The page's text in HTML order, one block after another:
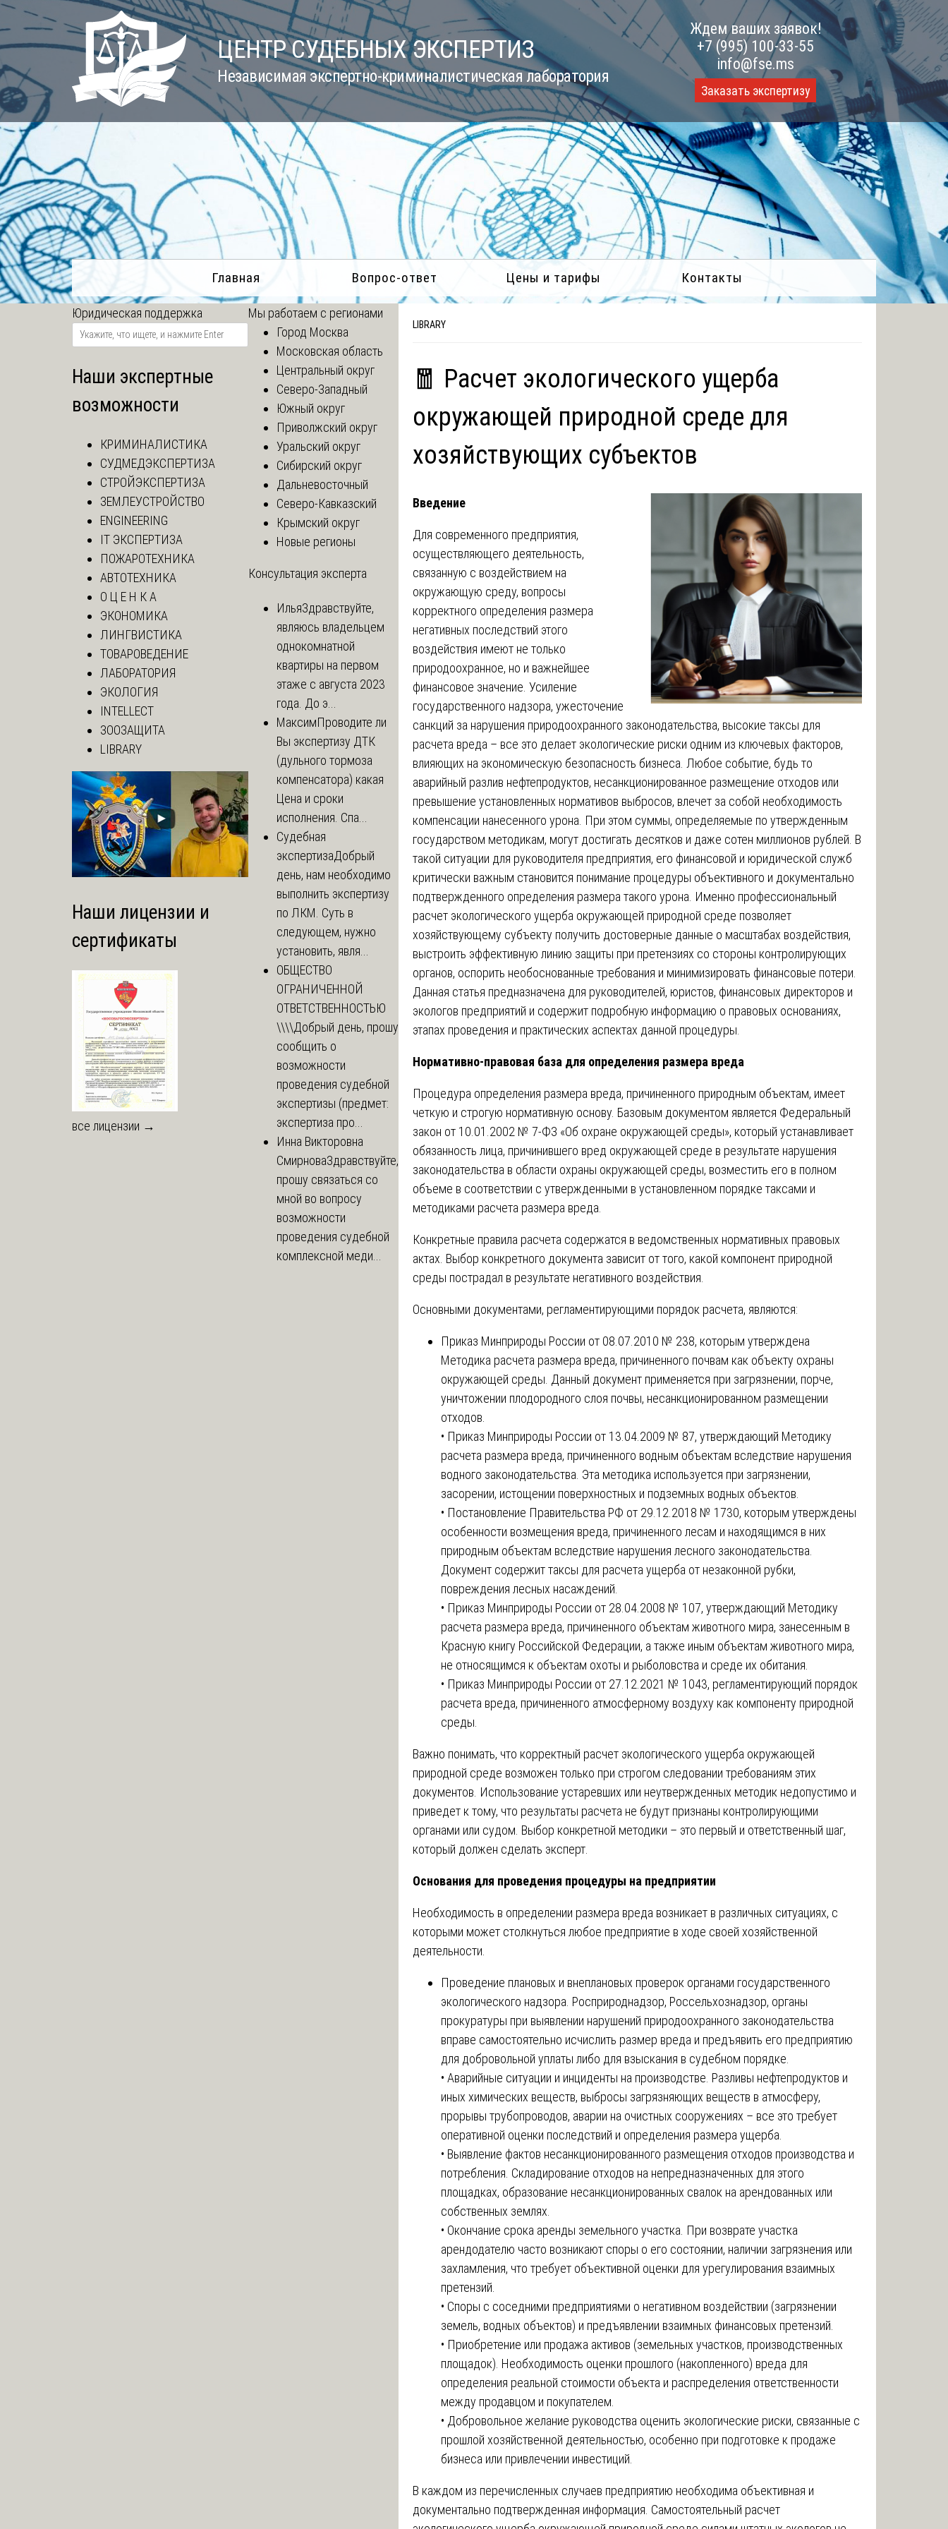
Skip
to
content
ЦЕНТР СУДЕБНЫХ ЭКСПЕРТИЗ
Независимая экспертно-криминалистическая лаборатория
Ждем ваших заявок!
+7 (995) 100-33-55
info@fse.ms
Заказать экспертизу
Главная Вопрос-ответ Цены и тарифы Контакты
LIBRARY
🧧 Расчет экологического ущерба
окружающей природной среде для
хозяйствующих субъектов
Введение
Для современного предприятия,
осуществляющего деятельность,
связанную с воздействием на
окружающую среду, вопросы
корректного определения размера
негативных последствий этого
воздействия имеют не только
природоохранное, но и важнейшее
финансовое значение. Усиление
государственного надзора, ужесточение
санкций за нарушения природоохранного законодательства, высокие таксы для
расчета вреда – все это делает экологические риски одним из ключевых факторов,
влияющих на экономическую безопасность бизнеса. Любое событие, будь то
аварийный разлив нефтепродуктов, несанкционированное размещение отходов или
превышение установленных нормативов выбросов, влечет за собой необходимость
компенсации нанесенного урона. При этом суммы, определяемые по утвержденным
государством методикам, могут достигать десятков и даже сотен миллионов рублей. В
такой ситуации для руководителя предприятия, его финансовой и юридической служб
критически важным становится понимание процедуры объективного и документально
подтвержденного определения размера такого урона. Именно профессиональный
расчет экологического ущерба окружающей природной среде позволяет
хозяйствующему субъекту получить достоверные данные о масштабах воздействия,
выстроить эффективную линию защиты при претензиях со стороны контролирующих
органов, оспорить необоснованные требования и минимизировать финансовые потери.
Данная статья предназначена для руководителей, юристов, финансовых директоров и
экологов предприятий и содержит подробную информацию о правовых основаниях,
этапах проведения и практических аспектах данной процедуры.
Нормативно-правовая база для определения размера вреда
Процедура определения размера вреда, причиненного природным объектам, имеет
четкую и строгую нормативную основу. Базовым документом является Федеральный
закон от 10.01.2002 № 7-ФЗ «Об охране окружающей среды», который устанавливает
обязанность лица, причинившего вред окружающей среде в результате нарушения
законодательства в области охраны окружающей среды, возместить его в полном
объеме в соответствии с утвержденными в установленном порядке таксами и
методиками расчета размера вреда.
Конкретные правила расчета содержатся в ведомственных нормативных правовых
актах. Выбор конкретного документа зависит от того, какой компонент природной
среды пострадал в результате негативного воздействия.
Основными документами, регламентирующими порядок расчета, являются:
Приказ Минприроды России от 08.07.2010 № 238, которым утверждена
Методика расчета размера вреда, причиненного почвам как объекту охраны
окружающей среды. Данный документ применяется при загрязнении, порче,
уничтожении плодородного слоя почвы, несанкционированном размещении
отходов.
• Приказ Минприроды России от 13.04.2009 № 87, утверждающий Методику
расчета размера вреда, причиненного водным объектам вследствие нарушения
водного законодательства. Эта методика используется при загрязнении,
засорении, истощении поверхностных и подземных водных объектов.
• Постановление Правительства РФ от 29.12.2018 № 1730, которым утверждены
особенности возмещения вреда, причиненного лесам и находящимся в них
природным объектам вследствие нарушения лесного законодательства.
Документ содержит таксы для расчета ущерба от незаконной рубки,
повреждения лесных насаждений.
• Приказ Минприроды России от 28.04.2008 № 107, утверждающий Методику
расчета размера вреда, причиненного объектам животного мира, занесенным в
Красную книгу Российской Федерации, а также иным объектам животного мира,
не относящимся к объектам охоты и рыболовства и среде их обитания.
• Приказ Минприроды России от 27.12.2021 № 1043, регламентирующий порядок
расчета вреда, причиненного атмосферному воздуху как компоненту природной
среды.
Важно понимать, что корректный расчет экологического ущерба окружающей
природной среде возможен только при строгом следовании требованиям этих
документов. Использование устаревших или неутвержденных методик недопустимо и
приведет к тому, что результаты расчета не будут признаны контролирующими
органами или судом. Выбор конкретной методики – это первый и ответственный шаг,
который должен сделать эксперт.
Основания для проведения процедуры на предприятии
Необходимость в определении размера вреда возникает в различных ситуациях, с
которыми может столкнуться любое предприятие в ходе своей хозяйственной
деятельности.
Проведение плановых и внеплановых проверок органами государственного
экологического надзора. Росприроднадзор, Россельхознадзор, органы
прокуратуры при выявлении нарушений природоохранного законодательства
вправе самостоятельно исчислить размер вреда и предъявить его предприятию
для добровольной уплаты либо для взыскания в судебном порядке.
• Аварийные ситуации и инциденты на производстве. Разливы нефтепродуктов и
иных химических веществ, выбросы загрязняющих веществ в атмосферу,
прорывы трубопроводов, аварии на очистных сооружениях – все это требует
оперативной оценки последствий и определения размера ущерба.
• Выявление фактов несанкционированного размещения отходов производства и
потребления. Складирование отходов на непредназначенных для этого
площадках, образование несанкционированных свалок на арендованных или
собственных землях.
• Окончание срока аренды земельного участка. При возврате участка
арендодателю часто возникают споры о его состоянии, наличии загрязнения или
захламления, что требует объективной оценки для урегулирования взаимных
претензий.
• Споры с соседними предприятиями о негативном воздействии (загрязнении
земель, водных объектов) и предъявлении взаимных финансовых претензий.
• Приобретение или продажа активов (земельных участков, производственных
площадок). Необходимость оценки прошлого (накопленного) вреда для
определения реальной стоимости объекта и распределения ответственности
между продавцом и покупателем.
• Добровольное желание руководства оценить экологические риски, связанные с
прошлой хозяйственной деятельностью, особенно при подготовке к продаже
бизнеса или привлечении инвестиций.
В каждом из перечисленных случаев предприятию необходима объективная и
документально подтвержденная информация. Самостоятельный расчет
Юридическая поддержка
Наши экспертные
возможности
КРИМИНАЛИСТИКА
СУДМЕДЭКСПЕРТИЗА
СТРОЙЭКСПЕРТИЗА
ЗЕМЛЕУСТРОЙСТВО
ENGINEERING
IT ЭКСПЕРТИЗА
ПОЖАРОТЕХНИКА
АВТОТЕХНИКА
О Ц Е Н К А
ЭКОНОМИКА
ЛИНГВИСТИКА
ТОВАРОВЕДЕНИЕ
ЛАБОРАТОРИЯ
ЭКОЛОГИЯ
INTELLECT
ЗООЗАЩИТА
LIBRARY
Наши лицензии и
сертификаты
все лицензии →
Мы работаем с регионами
Город Москва
Московская область
Центральный округ
Северо-Западный
Южный округ
Приволжский округ
Уральский округ
Сибирский округ
Дальневосточный
Северо-Кавказский
Крымский округ
Новые регионы
Консультация эксперта
ИльяЗдравствуйте,
являюсь владельцем
однокомнатной
квартиры на первом
этаже с августа 2023
года. До э...
МаксимПроводите ли
Вы экспертизу ДТК
(дульного тормоза
компенсатора) какая
Цена и сроки
исполнения. Спа...
Судебная
экспертизаДобрый
день, нам необходимо
выполнить экспертизу
по ЛКМ. Суть в
следующем, нужно
установить, явля...
ОБЩЕСТВО
ОГРАНИЧЕННОЙ
ОТВЕТСТВЕННОСТЬЮ
\\\\Добрый день, прошу
сообщить о
возможности
проведения судебной
экспертизы (предмет:
экспертиза про...
Инна Викторовна
СмирноваЗдравствуйте,
прошу связаться со
мной во вопросу
возможности
проведения судебной
комплексной меди...